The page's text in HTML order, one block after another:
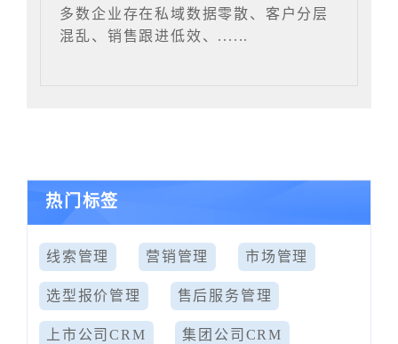
多数企业存在私域数据零散、客户分层
混乱、销售跟进低效、......
热门标签
线索管理 营销管理 市场管理
选型报价管理 售后服务管理
上市公司CRM 集团公司CRM